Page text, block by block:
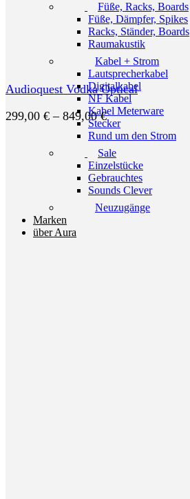
Füße, Racks, Boards
Füße, Dämpfer, Spikes
Racks, Ständer, Boards
Raumakustik
Kabel + Strom
Lautsprecherkabel
Digitalkabel
NF Kabel
Kabel Meterware
Stecker
Rund um den Strom
Sale
Einzelstücke
Gebrauchtes
Sounds Clever
Neuzugänge
Marken
über Aura
Audioquest Vodka Optical
299,00 € – 849,00€Preisspanne:
299,00 €
bis
849,00 €